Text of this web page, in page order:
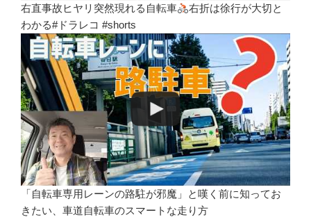
右直事故ヒヤリ突然現れる自転車
右折は徐行が大切と
わかる#ドラレコ #shorts
「自転車専用レーンの路駐が邪魔」と嘆く前に知ってお
きたい、車道自転車のスマートな走り方